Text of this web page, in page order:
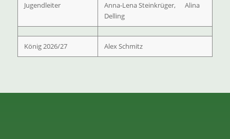
Jugendleiter
Anna-Lena Steinkrüger, Alina
Delling
König 2026/27 Alex Schmitz